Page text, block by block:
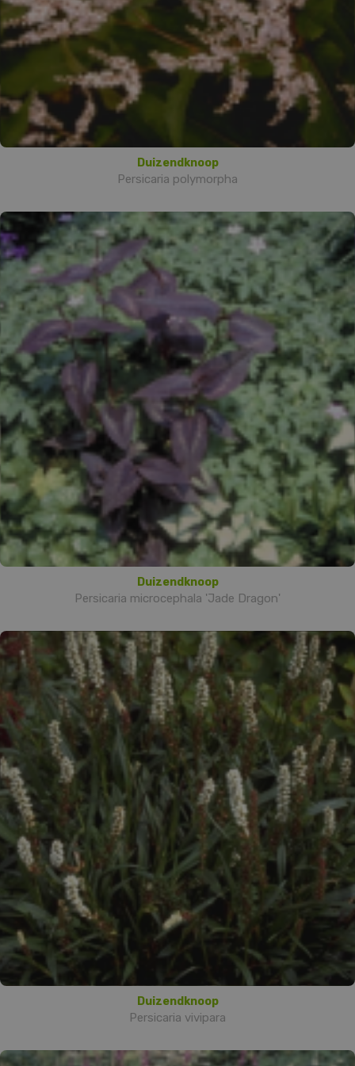
Duizendknoop
Persicaria polymorpha
Duizendknoop
Persicaria microcephala 'Jade Dragon'
Duizendknoop
Persicaria vivipara